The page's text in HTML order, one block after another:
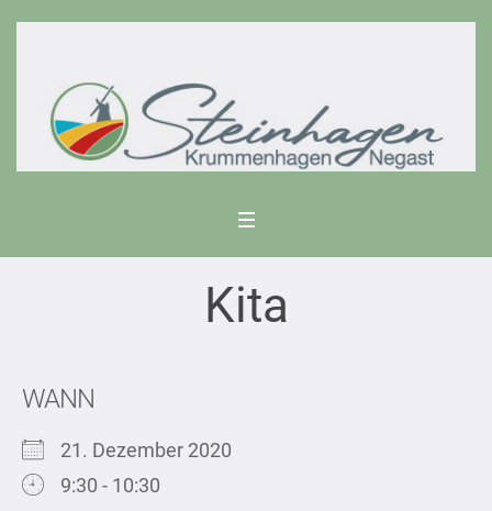
Kita
WANN
21. Dezember 2020
9:30 - 10:30